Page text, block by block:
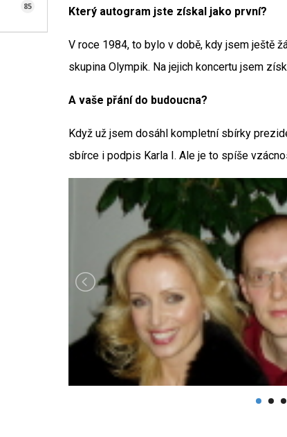
85 Který autogram jste získal jako první?
V roce 1984, to bylo v době, kdy jsem ještě
skupina Olympik. Na jejich koncertu jsem
A vaše přání do budoucna?
Když už jsem dosáhl kompletní sbírky
sbírce i podpis Karla I. Ale je to spíše